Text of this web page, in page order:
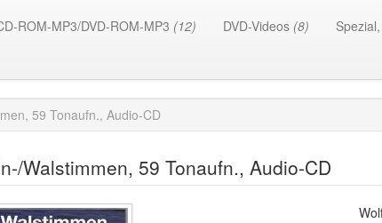
ROM-MP3/DVD-ROM-MP3 (12) DVD-Videos (8)
59 Tonaufn., Audio-CD
Walstimmen, 59 Tonaufn., Audio-CD